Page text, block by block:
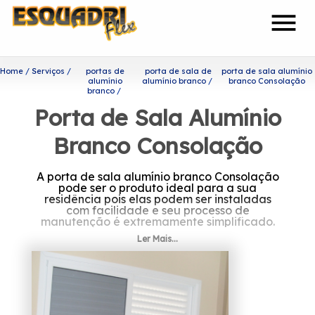
menu
Home Serviços
portas de
alumínio
branco
porta de sala de
alumínio branco
porta de sala alumínio
branco Consolação
Porta de Sala Alumínio
Branco Consolação
A porta de sala alumínio branco Consolação
pode ser o produto ideal para a sua
residência pois elas podem ser instaladas
com facilidade e seu processo de
manutenção é extremamente simplificado.
Ficou interessado em porta de
sala alumínio branco
Consolação?
A Esquadriflex tem uma equipe de
Ler Mais...